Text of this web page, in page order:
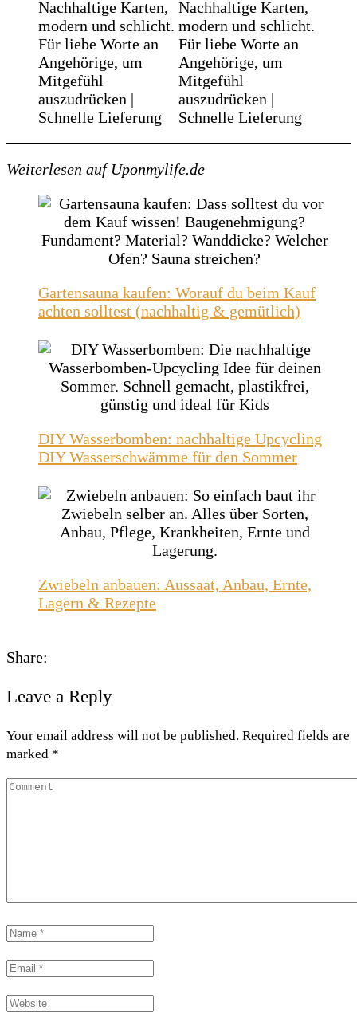
Weiterlesen auf Uponmylife.de
Gartensauna kaufen: Worauf du beim Kauf
achten solltest (nachhaltig & gemütlich)
DIY Wasserbomben: nachhaltige Upcycling
DIY Wasserschwämme für den Sommer
Zwiebeln anbauen: Aussaat, Anbau, Ernte,
Lagern & Rezepte
Share:
Leave a Reply
Your email address will not be published. Required fields are
marked *